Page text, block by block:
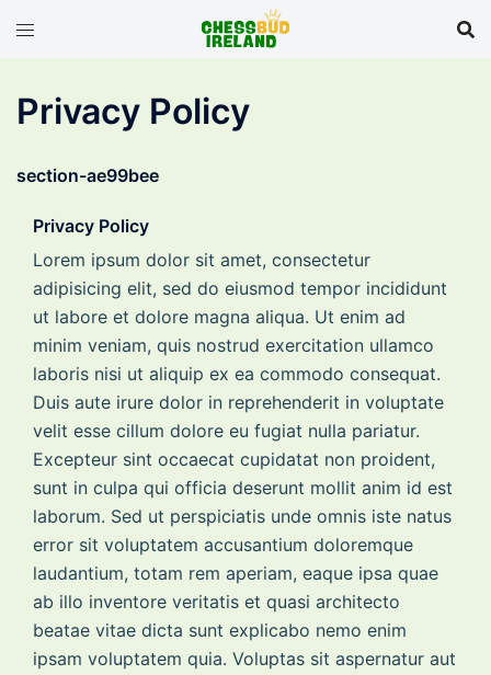
Privacy Policy
section-ae99bee
Privacy Policy
Lorem ipsum dolor sit amet, consectetur
adipisicing elit, sed do eiusmod tempor incididunt
ut labore et dolore magna aliqua. Ut enim ad
minim veniam, quis nostrud exercitation ullamco
laboris nisi ut aliquip ex ea commodo consequat.
Duis aute irure dolor in reprehenderit in voluptate
velit esse cillum dolore eu fugiat nulla pariatur.
Excepteur sint occaecat cupidatat non proident,
sunt in culpa qui officia deserunt mollit anim id est
laborum. Sed ut perspiciatis unde omnis iste natus
error sit voluptatem accusantium doloremque
laudantium, totam rem aperiam, eaque ipsa quae
ab illo inventore veritatis et quasi architecto
beatae vitae dicta sunt explicabo nemo enim
ipsam voluptatem quia. Voluptas sit aspernatur aut